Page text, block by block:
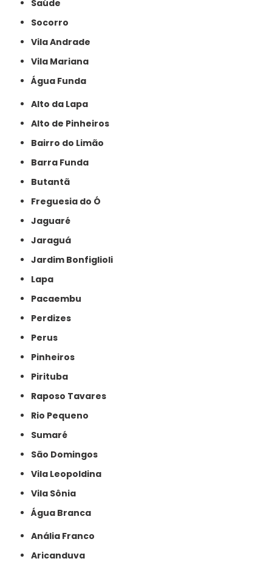
Saúde
Socorro
Vila Andrade
Vila Mariana
Água Funda
Alto da Lapa
Alto de Pinheiros
Bairro do Limão
Barra Funda
Butantã
Freguesia do Ó
Jaguaré
Jaraguá
Jardim Bonfiglioli
Lapa
Pacaembu
Perdizes
Perus
Pinheiros
Pirituba
Raposo Tavares
Rio Pequeno
Sumaré
São Domingos
Vila Leopoldina
Vila Sônia
Água Branca
Anália Franco
Aricanduva